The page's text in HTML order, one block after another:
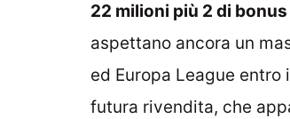
22 milioni più 2 di bonus
aspettano ancora un
ed Europa League
futura rivendita, che